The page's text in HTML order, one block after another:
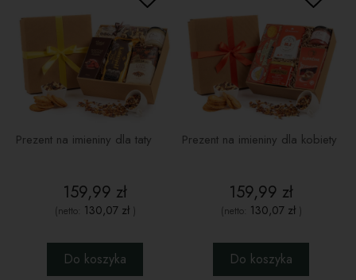
Prezent na imieniny dla taty
159,99 zł
(netto: 130,07 zł)
Do koszyka
Prezent na imieniny dla kobiety
159,99 zł
(netto: 130,07 zł)
Do koszyka